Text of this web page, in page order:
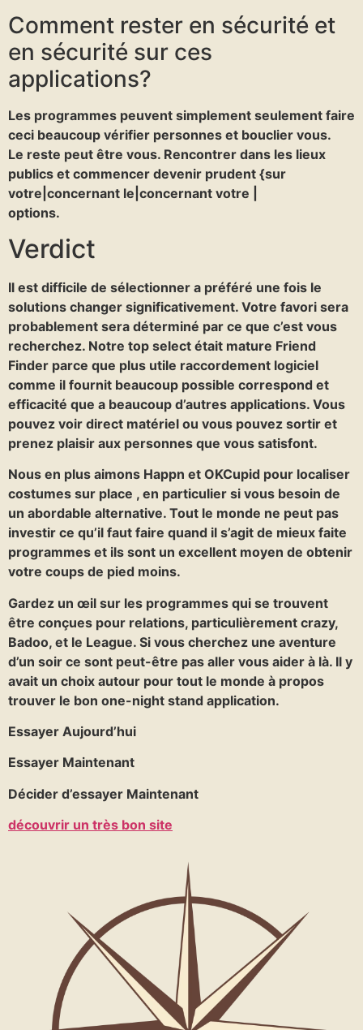
Comment rester en sécurité et
en sécurité sur ces
applications?
Les programmes peuvent simplement seulement faire
ceci beaucoup vérifier personnes et bouclier vous.
Le reste peut être vous. Rencontrer dans les lieux
publics et commencer devenir prudent {sur
votre|concernant le|concernant votre |
options.
Verdict
Il est difficile de sélectionner a préféré une fois le
solutions changer significativement. Votre favori sera
probablement sera déterminé par ce que c’est vous
recherchez. Notre top select était mature Friend
Finder parce que plus utile raccordement logiciel
comme il fournit beaucoup possible correspond et
efficacité que a beaucoup d’autres applications. Vous
pouvez voir direct matériel ou vous pouvez sortir et
prenez plaisir aux personnes que vous satisfont.
Nous en plus aimons Happn et OKCupid pour localiser
costumes sur place , en particulier si vous besoin de
un abordable alternative. Tout le monde ne peut pas
investir ce qu’il faut faire quand il s’agit de mieux faite
programmes et ils sont un excellent moyen de obtenir
votre coups de pied moins.
Gardez un œil sur les programmes qui se trouvent
être conçues pour relations, particulièrement crazy,
Badoo, et le League. Si vous cherchez une aventure
d’un soir ce sont peut-être pas aller vous aider à là. Il y
avait un choix autour pour tout le monde à propos
trouver le bon one-night stand application.
Essayer Aujourd’hui
Essayer Maintenant
Décider d’essayer Maintenant
découvrir un très bon site